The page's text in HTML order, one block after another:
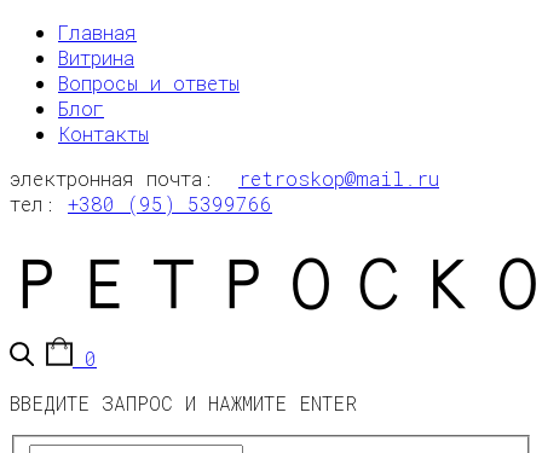
Главная
Витрина
Вопросы и ответы
Блог
Контакты
электронная почта:
retroskop@mail.ru
тел: +380 (95) 5399766
0
ВВЕДИТЕ ЗАПРОС И НАЖМИТЕ ENTER